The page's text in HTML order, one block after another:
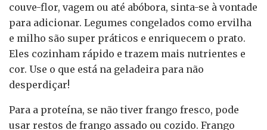
couve-flor, vagem ou até abóbora, sinta-se à vontade
para adicionar. Legumes congelados como ervilha
e milho são super práticos e enriquecem o prato.
Eles cozinham rápido e trazem mais nutrientes e
cor. Use o que está na geladeira para não
desperdiçar!
Para a proteína, se não tiver frango fresco, pode
usar restos de frango assado ou cozido. Frango